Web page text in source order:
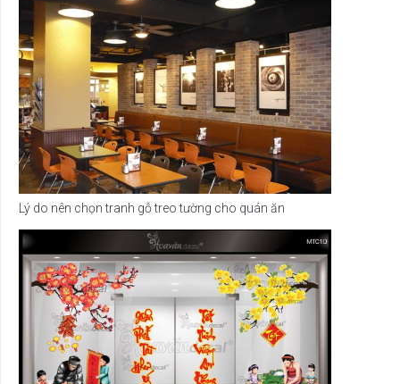
Lý do nên chọn tranh gỗ treo tường cho quán ăn